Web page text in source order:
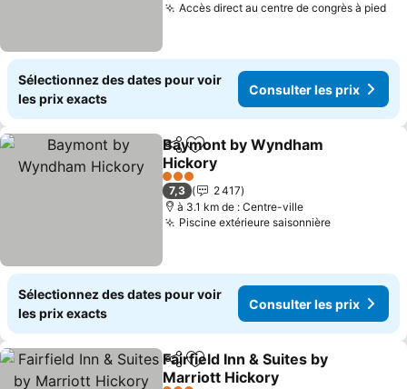
Accès direct au centre de congrès à pied
Sélectionnez des dates pour voir
les prix exacts
Consulter les prix
PartagerAjouter à mes favoris
Baymont by Wyndham
Hickory
3 Étoiles
7,3
2 417
à 3.1 km de : Centre-ville
Piscine extérieure saisonnière
Sélectionnez des dates pour voir
les prix exacts
Consulter les prix
PartagerAjouter à mes favoris
Fairfield Inn & Suites by
Marriott Hickory